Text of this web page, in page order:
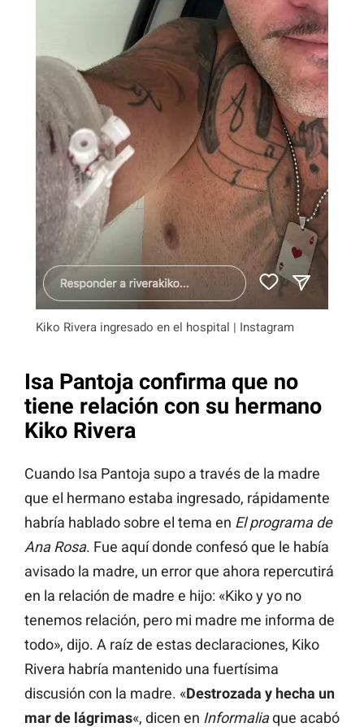
Kiko Rivera ingresado en el hospital | Instagram
Isa Pantoja confirma que no
tiene relación con su hermano
Kiko Rivera
Cuando Isa Pantoja supo a través de la madre
que el hermano estaba ingresado, rápidamente
habría hablado sobre el tema en El programa de
Ana Rosa. Fue aquí donde confesó que le había
avisado la madre, un error que ahora repercutirá
en la relación de madre e hijo: «Kiko y yo no
tenemos relación, pero mi madre me informa de
todo», dijo. A raíz de estas declaraciones, Kiko
Rivera habría mantenido una fuertísima
discusión con la madre. «Destrozada y hecha un
mar de lágrimas«, dicen en Informaliaque acabó